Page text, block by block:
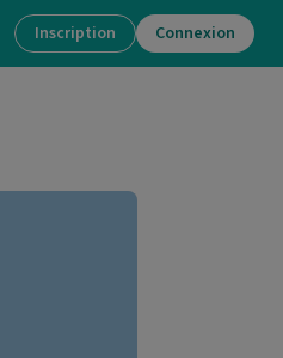
Inscription Connexion